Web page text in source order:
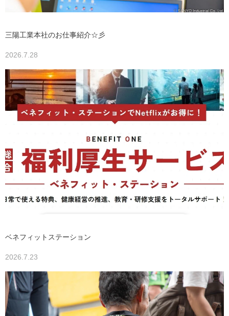
三陽工業本社のお仕事紹介☆彡
2026.7.28
ベネフィットステーション
2026.7.23